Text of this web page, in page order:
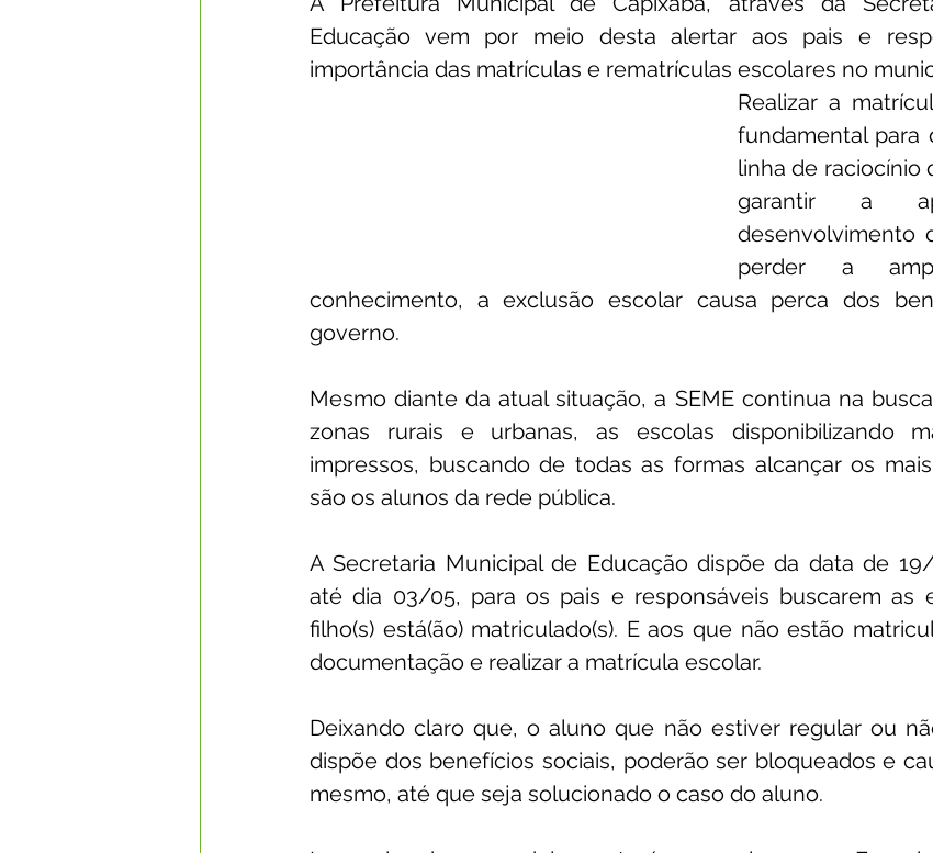
Comunicado Emenda
Esporte
Comunidade Saúde
Educação vem por meio desta alertar aos pais e
importância das matrículas e rematrículas escolares no
Realizar a
fundamental para
linha de raciocínio
garantir a
desenvolvimento
perder a
conhecimento, a exclusão escolar causa perca dos
governo.
Mesmo diante da atual situação, a SEME continua na
zonas rurais e urbanas, as escolas disponibilizando
impressos, buscando de todas as formas alcançar os
são os alunos da rede pública.
A Secretaria Municipal de Educação dispõe da data de
até dia 03/05, para os pais e responsáveis buscarem as
filho(s) está(ão) matriculado(s). E aos que não estão
documentação e realizar a matrícula escolar.
Deixando claro que, o aluno que não estiver regular ou
dispõe dos benefícios sociais, poderão ser bloqueados e
mesmo, até que seja solucionado o caso do aluno.